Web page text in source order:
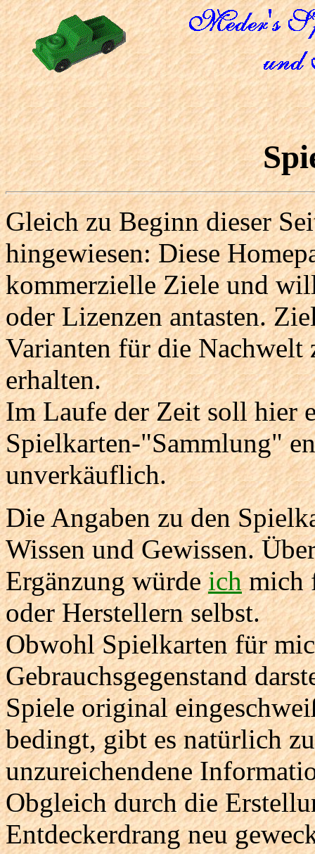
Gleich zu Beginn dieser
hingewiesen: Diese
kommerzielle Ziele und
oder Lizenzen antasten.
Varianten für die Nachwelt
erhalten.
Im Laufe der Zeit soll hier
Spielkarten-"Sammlung"
unverkäuflich.
Die Angaben zu den
Wissen und Gewissen.
Ergänzung würdeichmich
oder Herstellern selbst.
Obwohl Spielkarten für
Gebrauchsgegenstand
Spiele original
bedingt, gibt es natürlich
unzureichendene
Obgleich durch die
Entdeckerdrang neu